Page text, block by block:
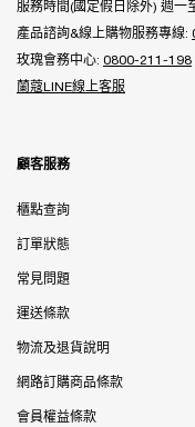
服務時間(國定假日除外) 週一
產品諮詢&線上購物服務專線:
玫瑰會務中心: 0800-211-198
蘭蔻LINE線上客服
顧客服務
櫃點查詢
訂單狀態
常見問題
運送條款
物流及退貨說明
網路訂購商品條款
會員權益條款